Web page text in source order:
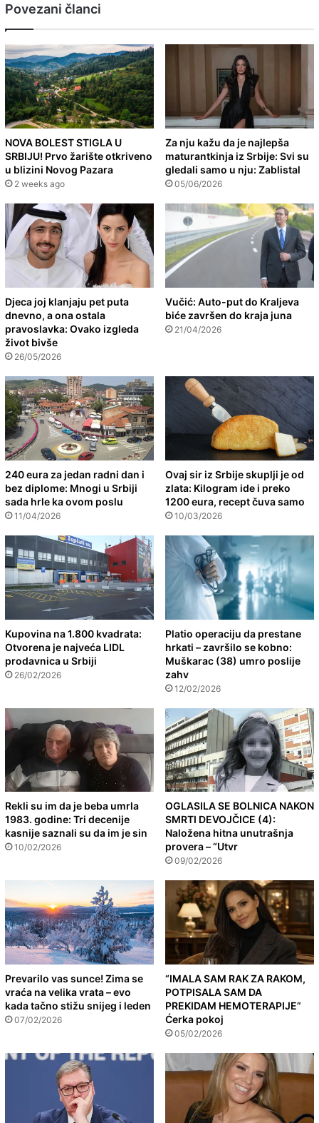
Povezani članci
NOVA BOLEST STIGLA U
SRBIJU! Prvo žarište otkriveno
u blizini Novog Pazara
2 weeks ago
Za nju kažu da je najlepša
maturantkinja iz Srbije: Svi su
gledali samo u nju: Zablistal
05/06/2026
Djeca joj klanjaju pet puta
dnevno, a ona ostala
pravoslavka: Ovako izgleda
život bivše
26/05/2026
Vučić: Auto-put do Kraljeva
biće završen do kraja juna
21/04/2026
240 eura za jedan radni dan i
bez diplome: Mnogi u Srbiji
sada hrle ka ovom poslu
11/04/2026
Ovaj sir iz Srbije skuplji je od
zlata: Kilogram ide i preko
1200 eura, recept čuva samo
10/03/2026
Kupovina na 1.800 kvadrata:
Otvorena je najveća LIDL
prodavnica u Srbiji
26/02/2026
Platio operaciju da prestane
hrkati – završilo se kobno:
Muškarac (38) umro poslije
zahv
12/02/2026
Rekli su im da je beba umrla
1983. godine: Tri decenije
kasnije saznali su da im je sin
10/02/2026
OGLASILA SE BOLNICA NAKON
SMRTI DEVOJČICE (4):
Naložena hitna unutrašnja
provera – “Utvr
09/02/2026
Prevarilo vas sunce! Zima se
vraća na velika vrata – evo
kada tačno stižu snijeg i leden
07/02/2026
“IMALA SAM RAK ZA RAKOM,
POTPISALA SAM DA
PREKIDAM HEMOTERAPIJE”
Ćerka pokoj
05/02/2026